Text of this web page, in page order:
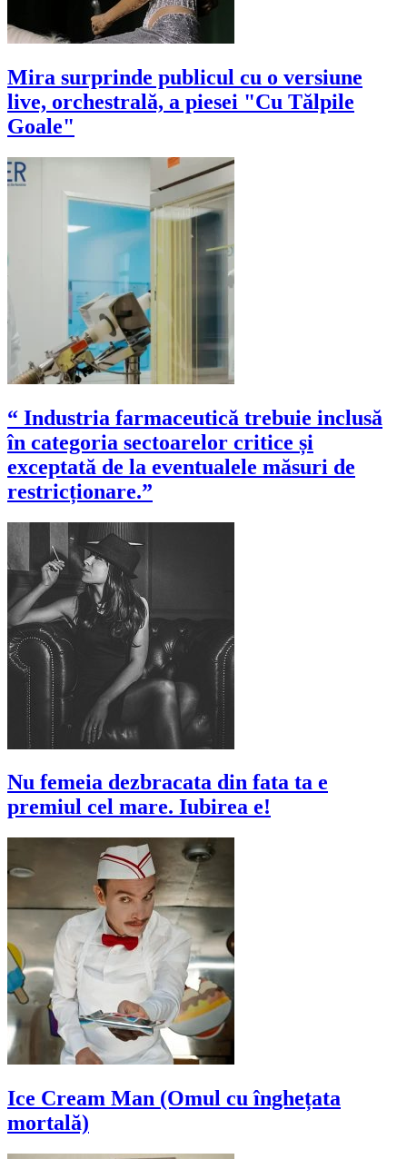
Mira surprinde publicul cu o versiune
live, orchestrală, a piesei "Cu Tălpile
Goale"
“ Industria farmaceutică trebuie inclusă
în categoria sectoarelor critice și
exceptată de la eventualele măsuri de
restricționare.”
Nu femeia dezbracata din fata ta e
premiul cel mare. Iubirea e!
Ice Cream Man (Omul cu înghețata
mortală)